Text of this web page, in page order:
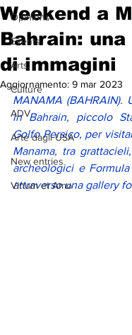
Opinions
Events
Arts
Culture
ADV
Arte dagli USA
New entries
Vinum et Amo
Weekend a
Bahrain:
di immagini
Aggiornamento: 9 mar 2023
MANAMA (BAHRAIN).
in Bahrain, piccolo
Golfo Persico, per
Manama, tra
archeologici e
attraverso una gallery